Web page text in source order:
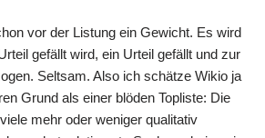
vor der Listung ein Gewicht. Es wird
gefällt wird, ein Urteil gefällt und zur
Seltsam. Also ich schätze Wikio ja
Grund als einer blöden Topliste: Die
mehr oder weniger qualitativ